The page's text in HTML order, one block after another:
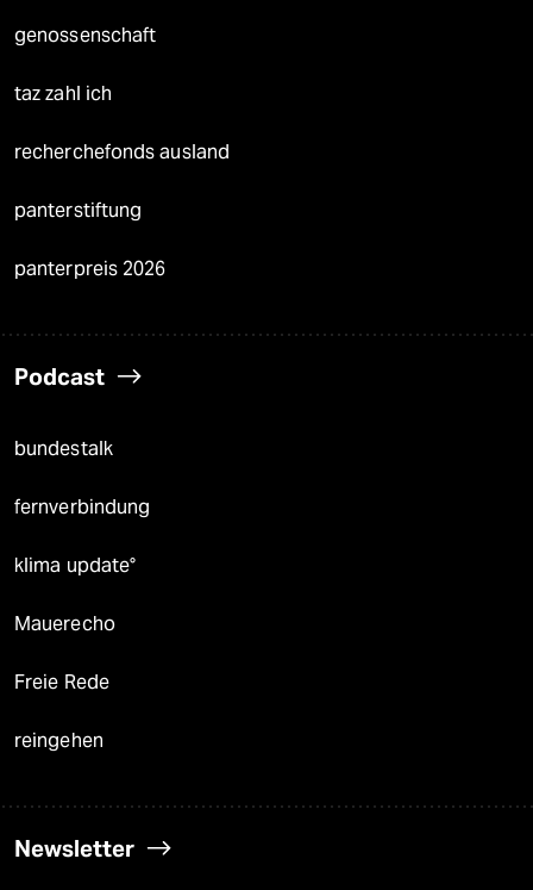
genossenschaft
taz zahl ich
recherchefonds ausland
panterstiftung
panterpreis 2026
Podcast
bundestalk
fernverbindung
klima update°
Mauerecho
Freie Rede
reingehen
Newsletter